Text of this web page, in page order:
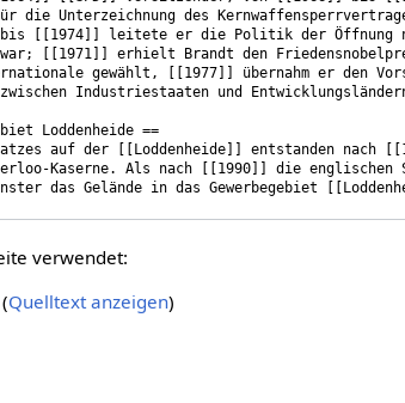
verwendet:
Quelltext anzeigen)